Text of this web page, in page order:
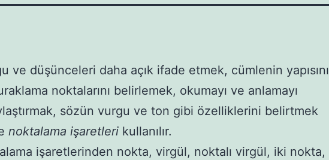
ve düşünceleri daha açık ifade etmek, cümlenin yapısını
noktalarını belirlemek, okumayı ve anlamayı
sözün vurgu ve ton gibi özelliklerini belirtmek
noktalama işaretleri kullanılır.
işaretlerinden nokta, virgül, noktalı virgül, iki nokta,